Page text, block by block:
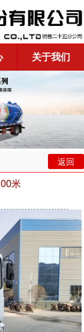
关于我们
返回
米